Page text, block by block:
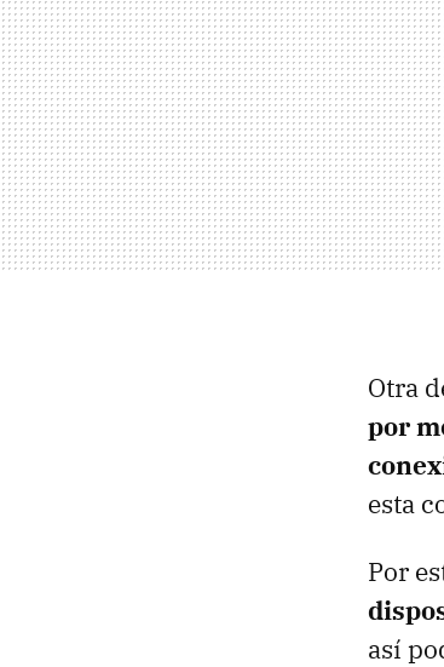
Otra
por
esta
Por
así